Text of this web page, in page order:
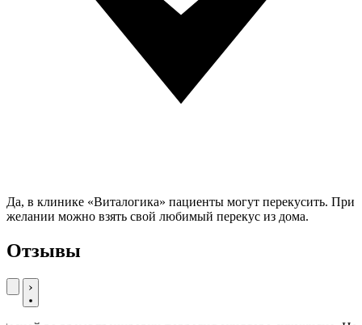
Да, в клинике «Виталогика» пациенты могут перекусить. При
желании можно взять свой любимый перекус из дома.
Отзывы